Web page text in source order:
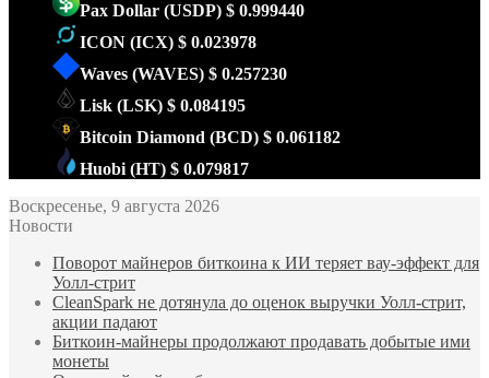
Pax Dollar (USDP) $ 0.999440
ICON (ICX) $ 0.023978
Waves (WAVES) $ 0.257230
Lisk (LSK) $ 0.084195
Bitcoin Diamond (BCD) $ 0.061182
Huobi (HT) $ 0.079817
Воскресенье, 9 августа 2026
Новости
Поворот майнеров биткоина к ИИ теряет вау-эффект для
Уолл-стрит
CleanSpark не дотянула до оценок выручки Уолл-стрит,
акции падают
Биткоин-майнеры продолжают продавать добытые ими
монеты